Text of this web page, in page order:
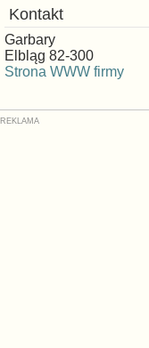
Kontakt
Garbary
Elbląg 82-300
Strona WWW firmy